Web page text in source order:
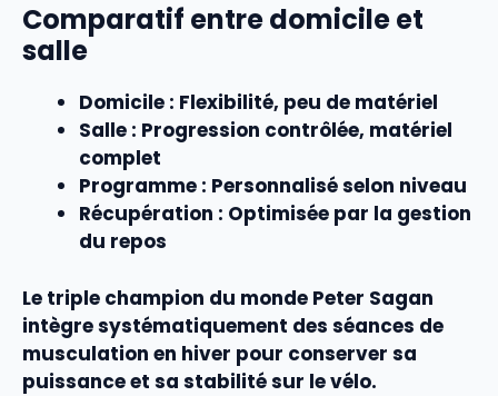
Comparatif entre domicile et
salle
Domicile : Flexibilité, peu de matériel
Salle : Progression contrôlée, matériel
complet
Programme : Personnalisé selon niveau
Récupération : Optimisée par la gestion
du repos
Le triple champion du monde Peter Sagan
intègre systématiquement des séances de
musculation en hiver pour conserver sa
puissanceet sa stabilitésur le vélo.